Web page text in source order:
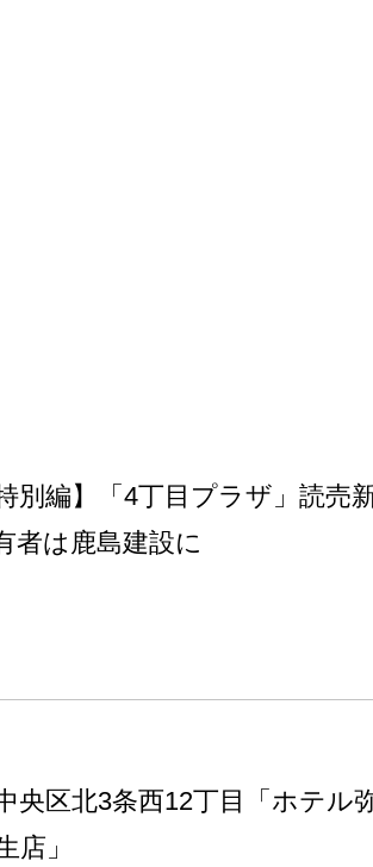
別編】「4丁目プラザ」読売
者は鹿島建設に
区北3条西12丁目「ホテル
店」